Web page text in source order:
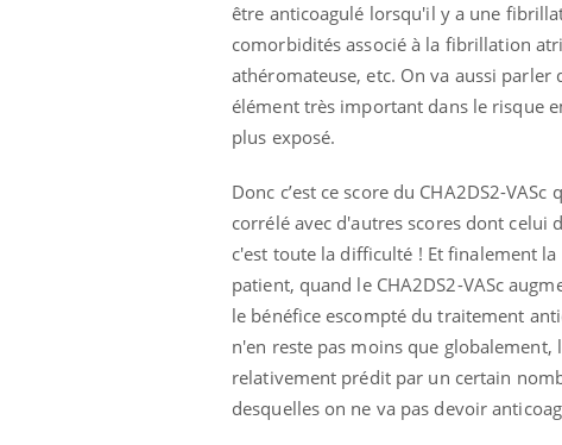
être anticoagulé lorsqu'il y a une
comorbidités associé à la fibrillation
athéromateuse, etc. On va aussi
élément très important dans le risque
plus exposé.
Donc c’est ce score du CHA2DS2-
corrélé avec d'autres scores dont celui
c'est toute la difficulté ! Et finalement
patient, quand le CHA2DS2-VASc
le bénéfice escompté du traitement
n'en reste pas moins que
relativement prédit par un certain
desquelles on ne va pas devoir